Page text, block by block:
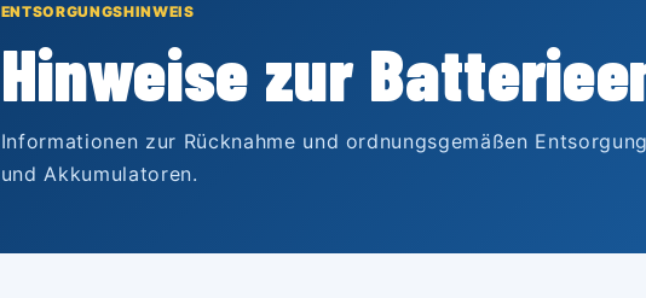
ENTSORGUNGSHINWEIS
Hinweise zur
Informationen zur Rücknahme und ordnungsgemäßen
und Akkumulatoren.